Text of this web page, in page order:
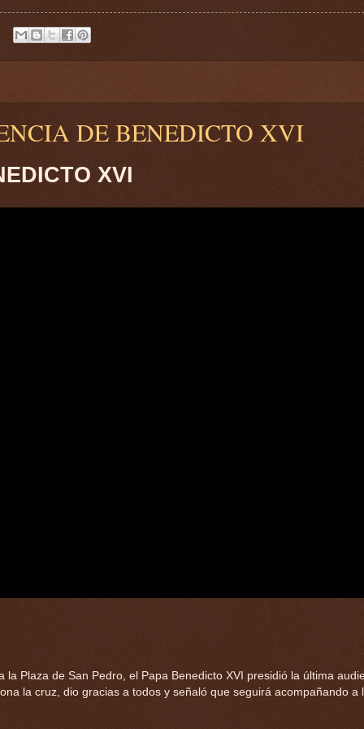
DE BENEDICTO XVI
XVI
Plaza de San Pedro, el Papa Benedicto XVI presidió la última
la cruz, dio gracias a todos y señaló que seguirá acompañando a